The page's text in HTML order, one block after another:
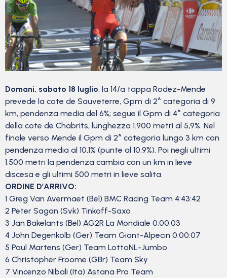
Domani, sabato 18 luglio, la 14/a tappa Rodez-Mende
prevede la cote de Sauveterre, Gpm di 2^ categoria di 9
km, pendenza media del 6%; segue il Gpm di 4^ categoria
della cote de Chabrits, lunghezza 1.900 metri al 5,9%. Nel
finale verso Mende il Gpm di 2^ categoria lungo 3 km con
pendenza media al 10,1% (punte al 10,9%). Poi negli ultimi
1.500 metri la pendenza cambia con un km in lieve
discesa e gli ultimi 500 metri in lieve salita.
ORDINE D’ARRIVO:
1 Greg Van Avermaet (Bel) BMC Racing Team 4:43:42
2 Peter Sagan (Svk) Tinkoff-Saxo
3 Jan Bakelants (Bel) AG2R La Mondiale 0:00:03
4 John Degenkolb (Ger) Team Giant-Alpecin 0:00:07
5 Paul Martens (Ger) Team LottoNL-Jumbo
6 Christopher Froome (GBr) Team Sky
7 Vincenzo Nibali (Ita) Astana Pro Team